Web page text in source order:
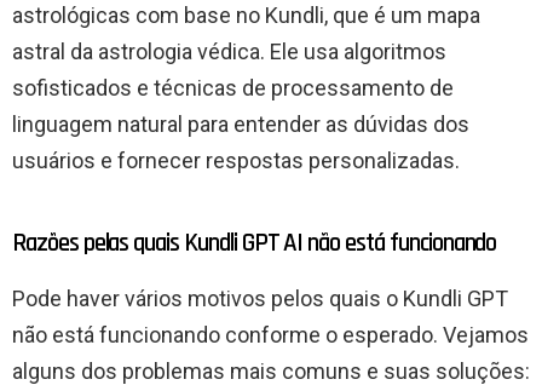
astrológicas com base no Kundli, que é um mapa
astral da astrologia védica. Ele usa algoritmos
sofisticados e técnicas de processamento de
linguagem natural para entender as dúvidas dos
usuários e fornecer respostas personalizadas.
Razões pelas quais Kundli GPT AI não está funcionando
Pode haver vários motivos pelos quais o Kundli GPT
não está funcionando conforme o esperado. Vejamos
alguns dos problemas mais comuns e suas soluções: